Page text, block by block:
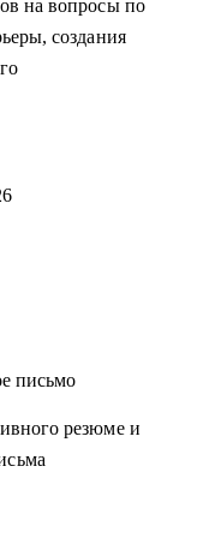
или после
e-commerce
закупки/тендеры
на вопросы по
создания
письмо
резюме и